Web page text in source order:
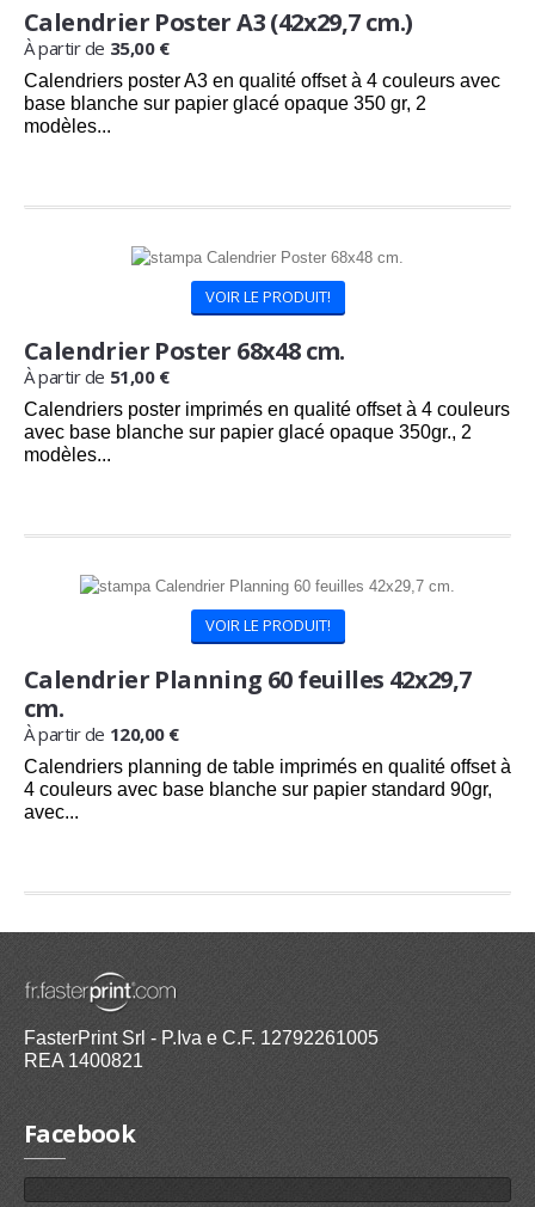
Calendrier Poster A3 (42x29,7 cm.)
À partir de 35,00 €
Calendriers poster A3 en qualité offset à 4 couleurs avec
base blanche sur papier glacé opaque 350 gr, 2
modèles...
VOIR LE PRODUIT!
Calendrier Poster 68x48 cm.
À partir de 51,00 €
Calendriers poster imprimés en qualité offset à 4 couleurs
avec base blanche sur papier glacé opaque 350gr., 2
modèles...
VOIR LE PRODUIT!
Calendrier Planning 60 feuilles 42x29,7
cm.
À partir de 120,00 €
Calendriers planning de table imprimés en qualité offset à
4 couleurs avec base blanche sur papier standard 90gr,
avec...
FasterPrint Srl - P.Iva e C.F. 12792261005
REA 1400821
Facebook